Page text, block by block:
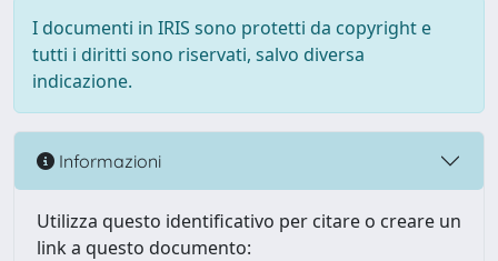
I documenti in IRIS sono protetti da copyright e
tutti i diritti sono riservati, salvo diversa
indicazione.
Informazioni
Utilizza questo identificativo per citare o creare un
link a questo documento: